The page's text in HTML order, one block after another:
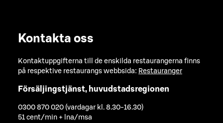
Kontakta oss
Kontaktuppgifterna till de enskilda restaurangerna finns
på respektive restaurangs webbsida: Restauranger
Försäljingstjänst, huvudstadsregionen
0300 870 020 (vardagar kl. 8.30-16.30)
51 cent/min + lna/msa